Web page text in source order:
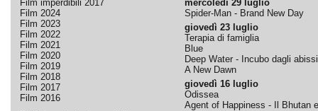
Film imperdibili 2017
Film 2024
Film 2023
Film 2022
Film 2021
Film 2020
Film 2019
Film 2018
Film 2017
Film 2016
mercoledì 29 luglio
Spider-Man - Brand New Day
giovedì 23 luglio
Terapia di famiglia
Blue
Deep Water - Incubo dagli abissi
A New Dawn
giovedì 16 luglio
Odissea
Agent of Happiness - Il Bhutan